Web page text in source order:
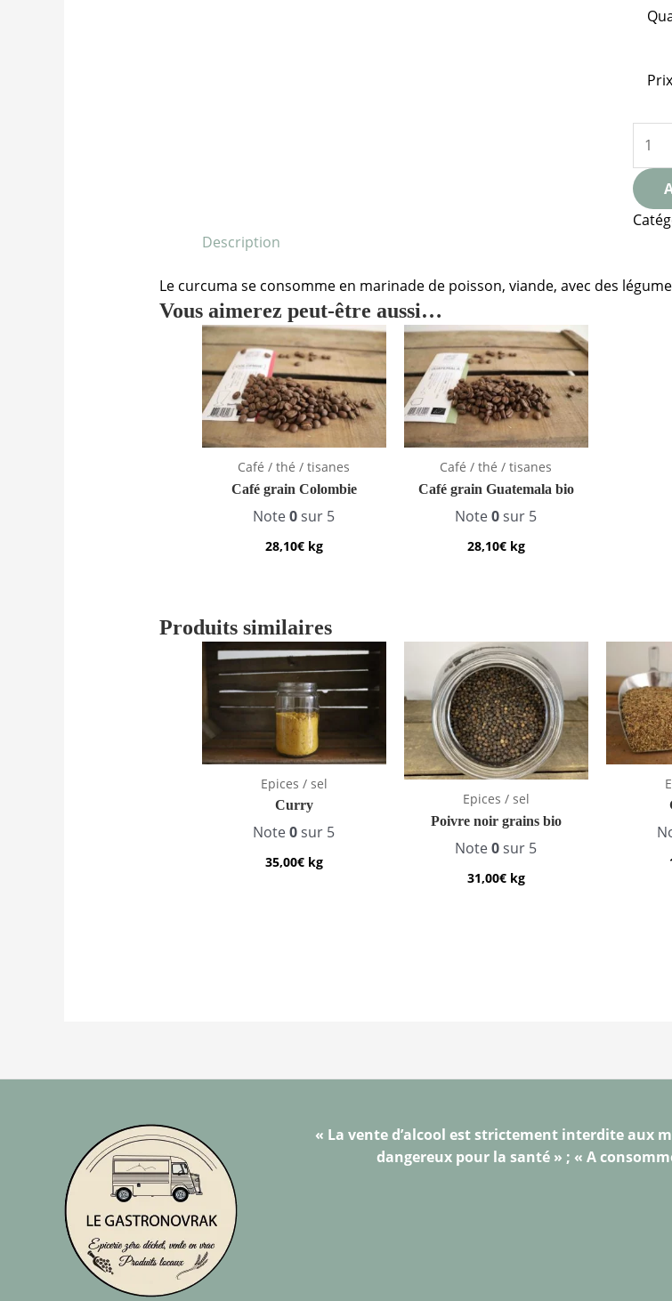
Description
Le curcuma se consomme en marinade de poisson, viande, avec des
Vous aimerez peut-être aussi…
Café / thé / tisanes
Café grain Colombie
Note0sur 5
28,10€kg
Café / thé / tisanes
Café grain Guatemala bio
Note0sur 5
28,10€kg
Produits similaires
Epices / sel
Curry
Note0sur 5
35,00€kg
Epices / sel
Poivre noir grains bio
Note0sur 5
31,00€kg
« La vente d’alcool est strictement interdite aux
dangereux pour la santé » ; « A